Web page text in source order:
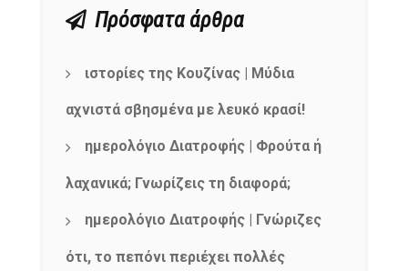
Πρόσφατα άρθρα
ιστορίες της Κουζίνας | Μύδια
αχνιστά σβησμένα με λευκό κρασί!
ημερολόγιο Διατροφής | Φρούτα ή
λαχανικά; Γνωρίζεις τη διαφορά;
ημερολόγιο Διατροφής | Γνώριζες
ότι, το πεπόνι περιέχει πολλές